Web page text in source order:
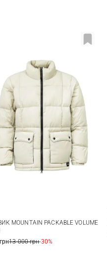
M L
MOUNTAIN PACKABLE VOLUME
13 000 грн-30%